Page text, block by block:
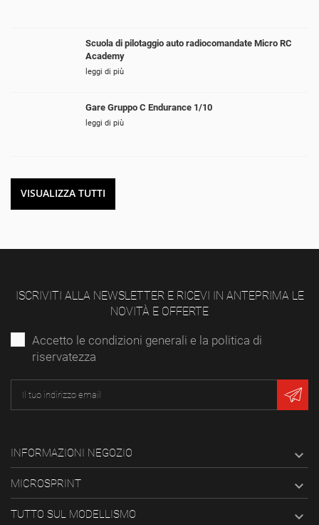
Scuola di pilotaggio auto radiocomandate Micro RC
Academy
leggi di più
Gare Gruppo C Endurance 1/10
leggi di più
VISUALIZZA TUTTI
ISCRIVITI ALLA NEWSLETTER E RICEVI IN ANTEPRIMA LE
NOVITÀ E OFFERTE
Accetto le condizioni generali e la politica di
riservatezza
INFORMAZIONI NEGOZIO 
MICROSPRINT 
TUTTO SUL MODELLISMO 